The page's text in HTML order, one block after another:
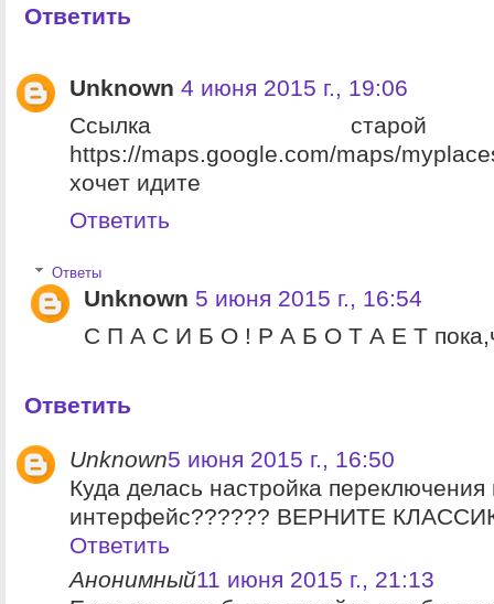
Ответить
Unknown 4 июня 2015 г., 19:06
Ссылка
https://maps.google.com/maps/
хочет идите
Ответить
Ответы
Unknown 5 июня 2015 г., 16:54
С П А С И Б О ! Р А Б О Т А Е Т
Ответить
Unknown5 июня 2015 г., 16:50
Куда делась настройка переключения
интерфейс?????? ВЕРНИТЕ
Ответить
Анонимный11 июня 2015 г., 21:13